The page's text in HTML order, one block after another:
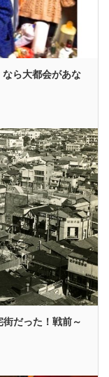
ら大都会があな
街だった！戦前～